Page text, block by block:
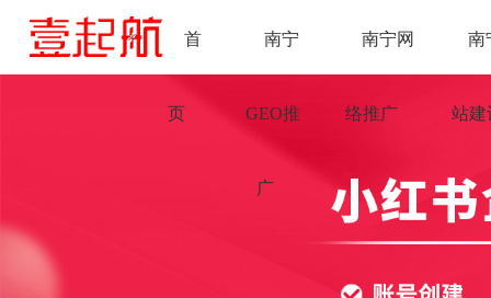
首
页
南宁
GEO推
广
南宁网
络推广
南
站建